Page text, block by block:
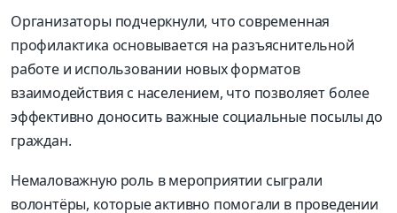
Организаторы подчеркнули, что современная
профилактика основывается на разъяснительной
работе и использовании новых форматов
взаимодействия с населением, что позволяет более
эффективно доносить важные социальные посылы до
граждан.
Немаловажную роль в мероприятии сыграли
волонтёры, которые активно помогали в проведении